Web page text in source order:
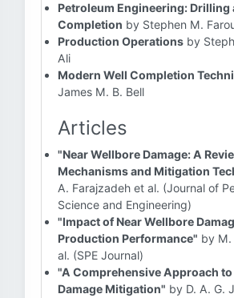
Petroleum Engineering: Drilling
Completion by Stephen M.
Production Operations by
Ali
Modern Well Completion
James M. B. Bell
Articles
"Near Wellbore Damage: A
Mechanisms and Mitigation
A. Farajzadeh et al. (Journal of
Science and Engineering)
"Impact of Near Wellbore
Production Performance" by M.
al. (SPE Journal)
"A Comprehensive Approach
Damage Mitigation" by D. A. G.